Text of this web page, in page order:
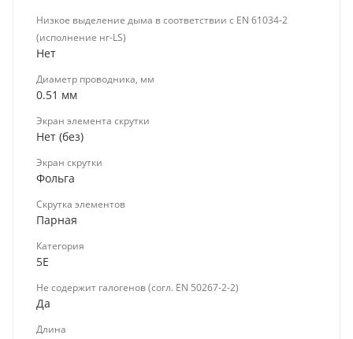
Низкое выделение дыма в соответствии с EN 61034-2
(исполнение нг-LS)
Нет
Диаметр проводника, мм
0.51 мм
Экран элемента скрутки
Нет (без)
Экран скрутки
Фольга
Скрутка элементов
Парная
Категория
5E
Не содержит галогенов (согл. EN 50267-2-2)
Да
Длина